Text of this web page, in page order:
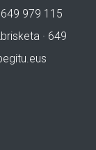
979 115
· 649